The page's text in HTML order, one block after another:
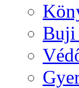
Buji